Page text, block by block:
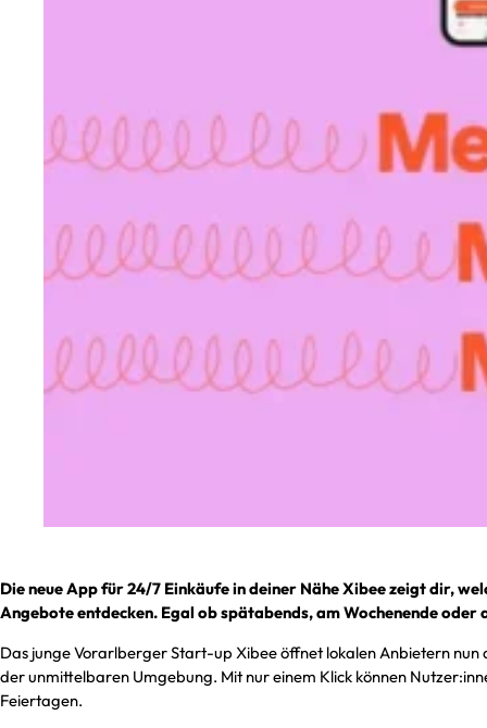
Die neue App für 24/7 Einkäufe in deiner Nähe Xibee zeigt dir,
Angebote entdecken. Egal ob spätabends, am Wochenende oder
Das junge Vorarlberger Start-up Xibee öffnet lokalen Anbietern
der unmittelbaren Umgebung. Mit nur einem Klick können
Feiertagen.